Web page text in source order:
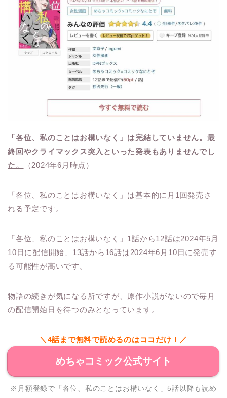
「各位、私のことはお構いなく」は完結していません。最
終回やクライマックス突入といった発表もありませんでし
た。
（2024年6月時点）
「各位、私のことはお構いなく」は基本的に月1回発売さ
れる予定です。
「各位、私のことはお構いなく」1話から12話は2024年5月
10日に配信開始、13話から16話は2024年6月10日に発売す
る可能性が高いです。
物語の続きが気になる所ですが、原作小説がないので毎月
の配信開始日を待つのみとなっています。
＼4話まで無料で読めるのはココだけ！／
めちゃコミック公式サイト
※月額登録で「各位、私のことはお構いなく」5話以降も読め